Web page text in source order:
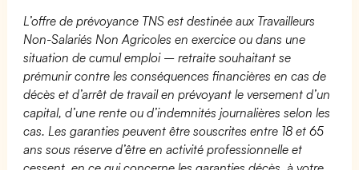
L’offre de prévoyance TNS est destinée aux Travailleurs
Non-Salariés Non Agricoles en exercice ou dans une
situation de cumul emploi – retraite souhaitant se
prémunir contre les conséquences financières en cas de
décès et d’arrêt de travail en prévoyant le versement d’un
capital, d’une rente ou d’indemnités journalières selon les
cas. Les garanties peuvent être souscrites entre 18 et 65
ans sous réserve d’être en activité professionnelle et